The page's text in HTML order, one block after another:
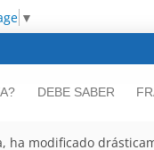
▼
DEBE SABER
ha modificado